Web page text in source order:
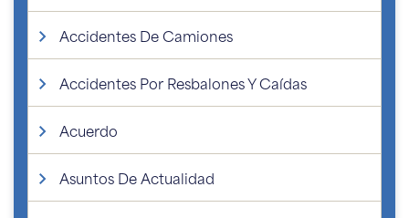
Accidentes De Camiones
Accidentes Por Resbalones Y Caídas
Acuerdo
Asuntos De Actualidad